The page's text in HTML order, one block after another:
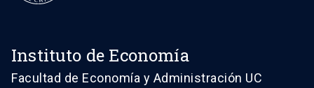
Instituto de Economía
Facultad de Economía y Administración UC